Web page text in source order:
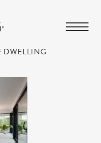
DWELLING